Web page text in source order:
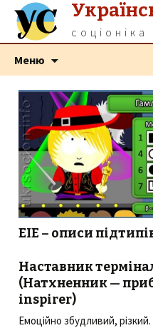
Меню
ЕІЕ – описи
Наставник
(Натхненник —
inspirer)
Емоційно збудливий,